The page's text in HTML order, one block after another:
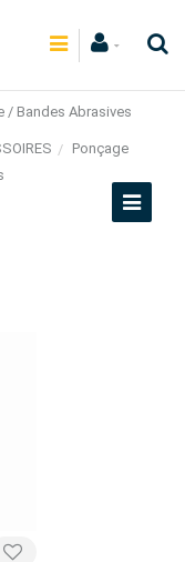
/ Bandes Abrasives
Ponçage